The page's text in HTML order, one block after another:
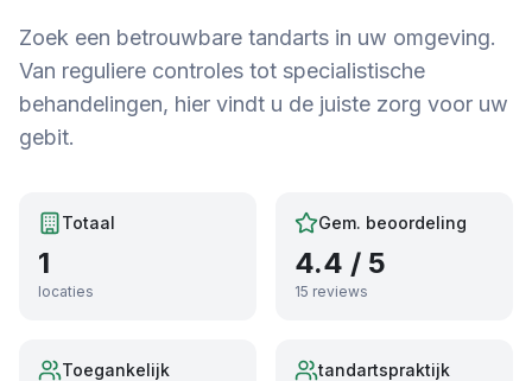
Zoek een betrouwbare tandarts in uw omgeving.
Van reguliere controles tot specialistische
behandelingen, hier vindt u de juiste zorg voor uw
gebit.
Totaal
1
locaties
Gem. beoordeling
4.4 / 5
15 reviews
Toegankelijk tandartspraktijk